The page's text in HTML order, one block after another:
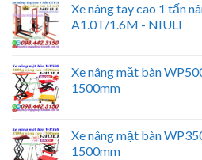
Xe nâng tay cao 1 tấn
A1.0T/1.6M - NIULI
Xe nâng mặt bàn
1500mm
Xe nâng mặt bàn
1500mm